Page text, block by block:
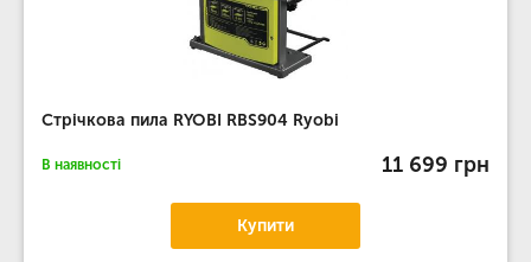
Стрічкова пила RYOBI RBS904 Ryobi
В наявності 11 699 грн
Купити